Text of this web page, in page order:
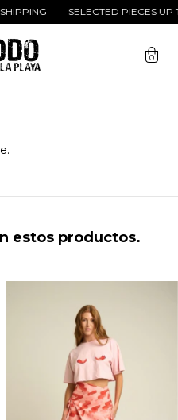
SELECTED PIECES UP
0
estos productos.